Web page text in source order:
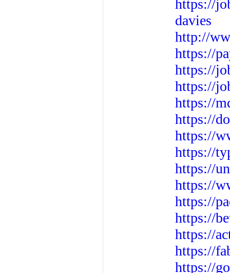
https://
davies
http://
https://
https://
https://
https://
https://
https://
https://
https://
https://
https://
https://
https://
https://
https://